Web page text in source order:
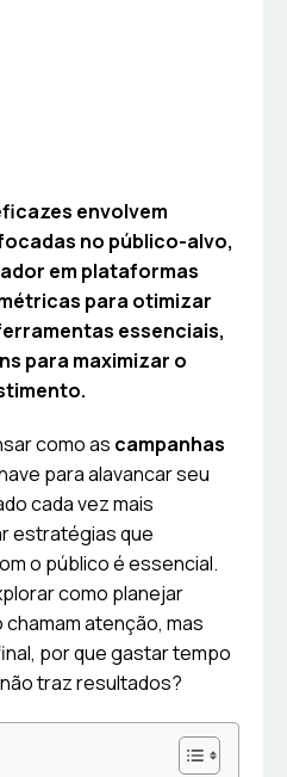
envolvem
no público-alvo,
em plataformas
para otimizar
essenciais,
para maximizar o
como as campanhas
para alavancar seu
cada vez mais
estratégias que
o público é essencial.
como planejar
atenção, mas
por que gastar tempo
traz resultados?